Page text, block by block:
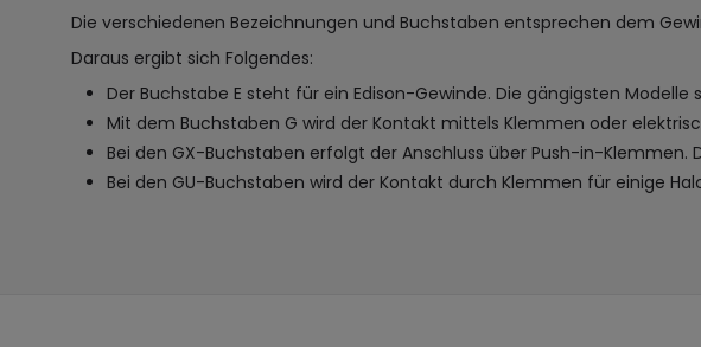
Die verschiedenen Bezeichnungen und Buchstaben entsprechen dem
Daraus ergibt sich Folgendes:
Der Buchstabe E steht für ein Edison-Gewinde. Die gängigsten Modelle
Mit dem Buchstaben G wird der Kontakt mittels Klemmen oder
Bei den GX-Buchstaben erfolgt der Anschluss über Push-in-Klemmen.
Bei den GU-Buchstaben wird der Kontakt durch Klemmen für einige